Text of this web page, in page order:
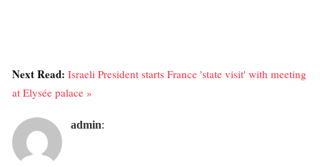
Next Read: Israeli President starts France 'state visit' with meeting
at Elysée palace »
admin: